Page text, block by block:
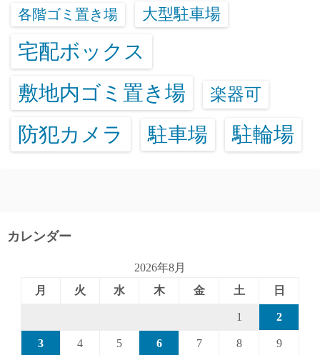
各階ゴミ置き場 大型駐車場
宅配ボックス
敷地内ゴミ置き場
楽器可
防犯カメラ 駐車場 駐輪場
カレンダー
2026年8月
月
火 水 木 金 土 日
1 2
3 4 5 6 7 8 9